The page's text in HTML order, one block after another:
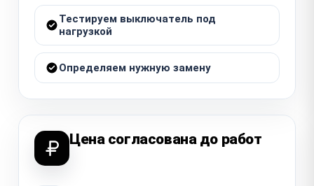
Тестируем выключатель под
нагрузкой
Определяем нужную замену
Цена согласована до работ